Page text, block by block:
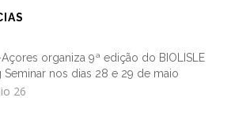
Açores organiza 9ª edição do BIOLISLE
Seminar nos dias 28 e 29 de maio
26